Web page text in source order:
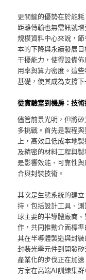
更關鍵的優勢在於能
距離傳輸也無需訊號
規模資料中心來說，
本的下降與永續發展
干擾能力，使得設備
用率與算力密度。這
基礎，使其成為支撐
從實驗室到機房：技
儘管前景光明，但將
多挑戰。首先是製程
上，高效且低成本地
及精密的材料工程與
是影響效能、可靠性
合與封裝技術。
其次是生態系統的建
持，包括設計工具、
球主要的半導體廠商
作，共同推動介面標
其在半導體製造與封
封裝光學元件到開發
產業化的步伐正在加
方案在高端AI訓練集群